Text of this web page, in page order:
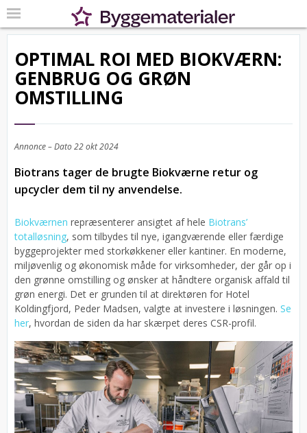
OPTIMAL ROI MED BIOKVÆRN:
GENBRUG OG GRØN
OMSTILLING
Annonce – Dato22 okt 2024
Biotrans tager de brugte Biokværne retur og
upcycler dem til ny anvendelse.
Biokværnen repræsenterer ansigtet af hele Biotrans’
totalløsning, som tilbydes til nye, igangværende eller færdige
byggeprojekter med storkøkkener eller kantiner. En moderne,
miljøvenlig og økonomisk måde for virksomheder, der går op i
den grønne omstilling og ønsker at håndtere organisk affald til
grøn energi. Det er grunden til at direktøren for Hotel
Koldingfjord, Peder Madsen, valgte at investere i løsningen. Se
her, hvordan de siden da har skærpet deres CSR-profil.